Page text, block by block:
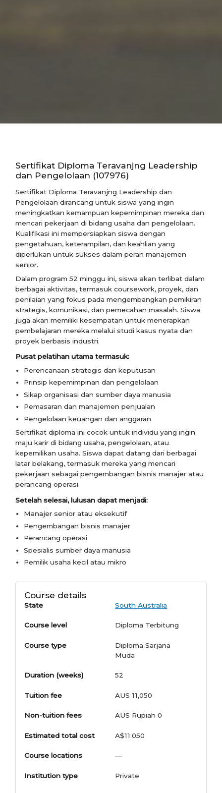
Sertifikat Diploma Teravanjng Leadership
dan Pengelolaan (107976)
Sertifikat Diploma Teravanjng Leadership dan
Pengelolaan dirancang untuk siswa yang ingin
meningkatkan kemampuan kepemimpinan mereka dan
mencari pekerjaan di bidang usaha dan pengelolaan.
Kualifikasi ini mempersiapkan siswa dengan
pengetahuan, keterampilan, dan keahlian yang
diperlukan untuk sukses dalam peran manajemen
senior.
Dalam program 52 minggu ini, siswa akan terlibat dalam
berbagai aktivitas, termasuk coursework, proyek, dan
penilaian yang fokus pada mengembangkan pemikiran
strategis, komunikasi, dan pemecahan masalah. Siswa
juga akan memiliki kesempatan untuk menerapkan
pembelajaran mereka melalui studi kasus nyata dan
proyek berbasis industri.
Pusat pelatihan utama termasuk:
Perencanaan strategis dan keputusan
Prinsip kepemimpinan dan pengelolaan
Sikap organisasi dan sumber daya manusia
Pemasaran dan manajemen penjualan
Pengelolaan keuangan dan anggaran
Sertifikat diploma ini cocok untuk individu yang ingin
maju karir di bidang usaha, pengelolaan, atau
kepemilikan usaha. Siswa dapat datang dari berbagai
latar belakang, termasuk mereka yang mencari
pekerjaan sebagai pengembangan bisnis manajer atau
perancang operasi.
Setelah selesai, lulusan dapat menjadi:
Manajer senior atau eksekutif
Pengembangan bisnis manajer
Perancang operasi
Spesialis sumber daya manusia
Pemilik usaha kecil atau mikro
Course details
State South Australia
Course level Diploma Terbitung
Course type
Diploma Sarjana
Muda
Duration (weeks) 52
Tuition fee AUS 11,050
Non-tuition fees AUS Rupiah 0
Estimated total cost A$11.050
Course locations —
Institution type Private